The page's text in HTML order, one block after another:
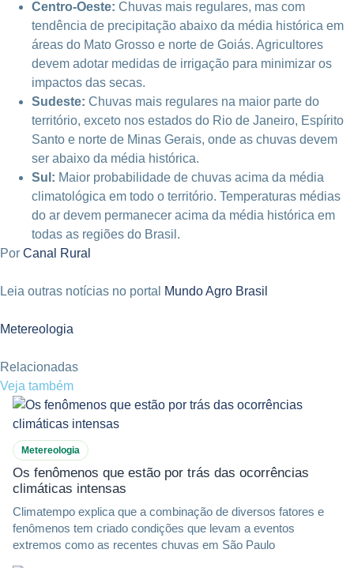
Centro-Oeste: Chuvas mais regulares, mas com
tendência de precipitação abaixo da média histórica em
áreas do Mato Grosso e norte de Goiás. Agricultores
devem adotar medidas de irrigação para minimizar os
impactos das secas.
Sudeste: Chuvas mais regulares na maior parte do
território, exceto nos estados do Rio de Janeiro, Espírito
Santo e norte de Minas Gerais, onde as chuvas devem
ser abaixo da média histórica.
Sul: Maior probabilidade de chuvas acima da média
climatológica em todo o território. Temperaturas médias
do ar devem permanecer acima da média histórica em
todas as regiões do Brasil.
Por Canal Rural
Leia outras notícias no portal Mundo Agro Brasil
Metereologia
Relacionadas
Veja também
Metereologia
Os fenômenos que estão por trás das ocorrências
climáticas intensas
Climatempo explica que a combinação de diversos fatores e
fenômenos tem criado condições que levam a eventos
extremos como as recentes chuvas em São Paulo